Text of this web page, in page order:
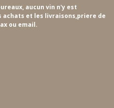
aucun vin n'y est
achats et les livraisons,priere de
ou email.